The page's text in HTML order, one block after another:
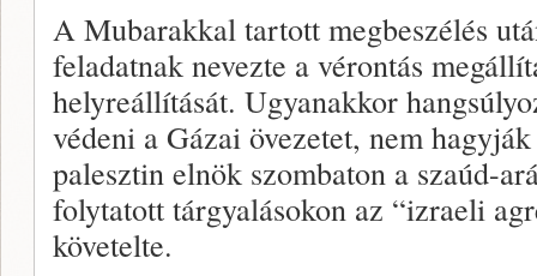
A Mubarakkal tartott megbeszélés
feladatnak nevezte a vérontás
helyreállítását. Ugyanakkor
védeni a Gázai övezetet, nem
palesztin elnök szombaton a szaúd-
folytatott tárgyalásokon az “izraeli
követelte.